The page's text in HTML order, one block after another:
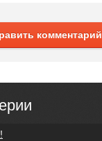
комментарий